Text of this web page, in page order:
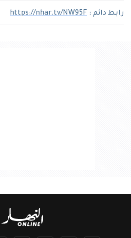
رابط دائم : https://nhar.tv/NW95F